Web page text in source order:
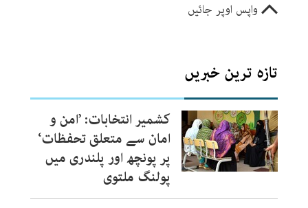
واپس اوپر جائیں
تازہ ترین خبریں
کشمیر انتخابات: ’امن و
امان سے متعلق تحفظات‘
پر پونچھ اور پلندری میں
پولنگ ملتوی